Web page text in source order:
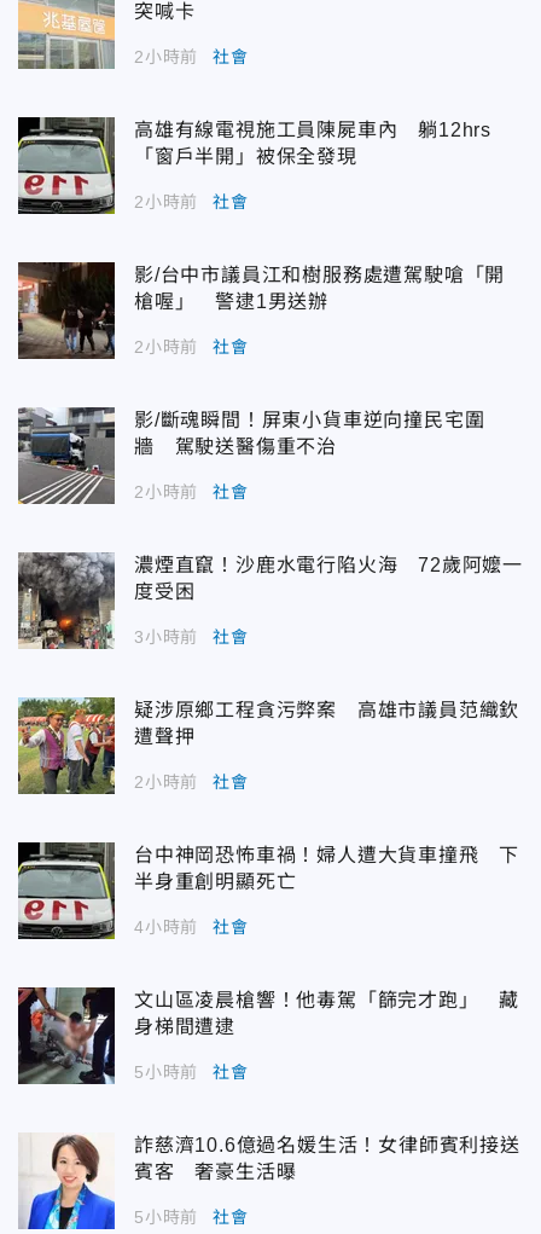
突喊卡
2小時前 社會
高雄有線電視施工員陳屍車內 躺12hrs
「窗戶半開」被保全發現
2小時前 社會
影/台中市議員江和樹服務處遭駕駛嗆「開
槍喔」 警逮1男送辦
2小時前 社會
影/斷魂瞬間！屏東小貨車逆向撞民宅圍
牆 駕駛送醫傷重不治
2小時前 社會
濃煙直竄！沙鹿水電行陷火海 72歲阿嬤一
度受困
3小時前 社會
疑涉原鄉工程貪污弊案 高雄市議員范織欽
遭聲押
2小時前 社會
台中神岡恐怖車禍！婦人遭大貨車撞飛 下
半身重創明顯死亡
4小時前 社會
文山區凌晨槍響！他毒駕「篩完才跑」 藏
身梯間遭逮
5小時前 社會
詐慈濟10.6億過名媛生活！女律師賓利接送
賓客 奢豪生活曝
5小時前 社會